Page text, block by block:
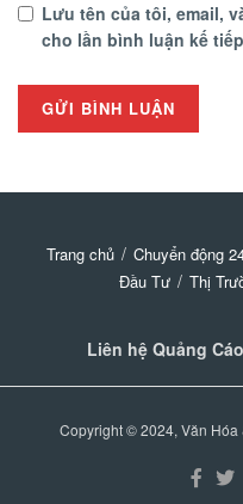
Lưu tên của tôi, email,
cho lần bình luận kế
Trang chủ Chuyển động
Đầu Tư
Thị
Liên hệ Quảng
Copyright © 2024, Văn Hóa